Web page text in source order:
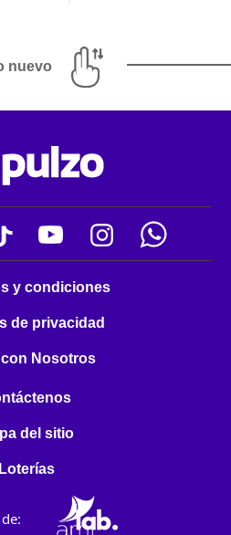
nuevo
y condiciones
de privacidad
con Nosotros
del sitio
Loterías